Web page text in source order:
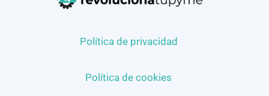
Política de privacidad
Política de cookies